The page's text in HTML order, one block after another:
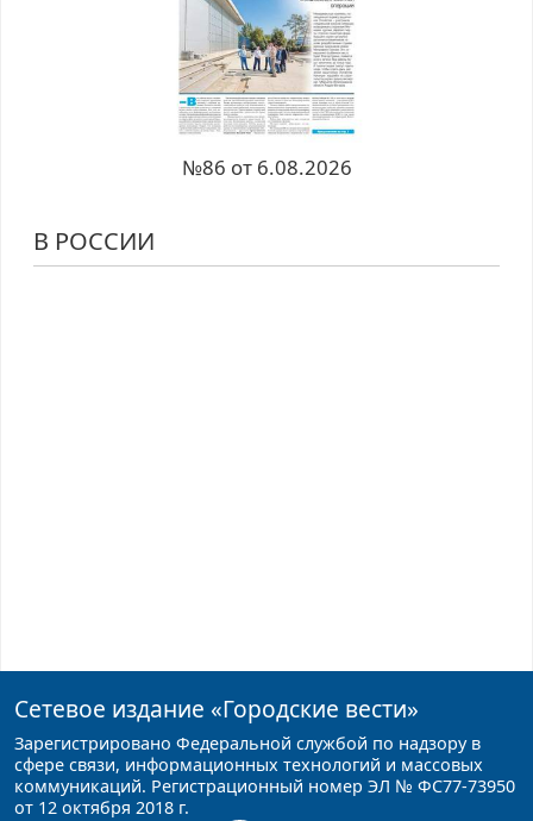
№86 от 6.08.2026
В РОССИИ
Сетевое издание «Городские вести»
Зарегистрировано Федеральной службой по надзору в
сфере связи, информационных технологий и массовых
коммуникаций. Регистрационный номер ЭЛ № ФС77-73950
от 12 октября 2018 г.